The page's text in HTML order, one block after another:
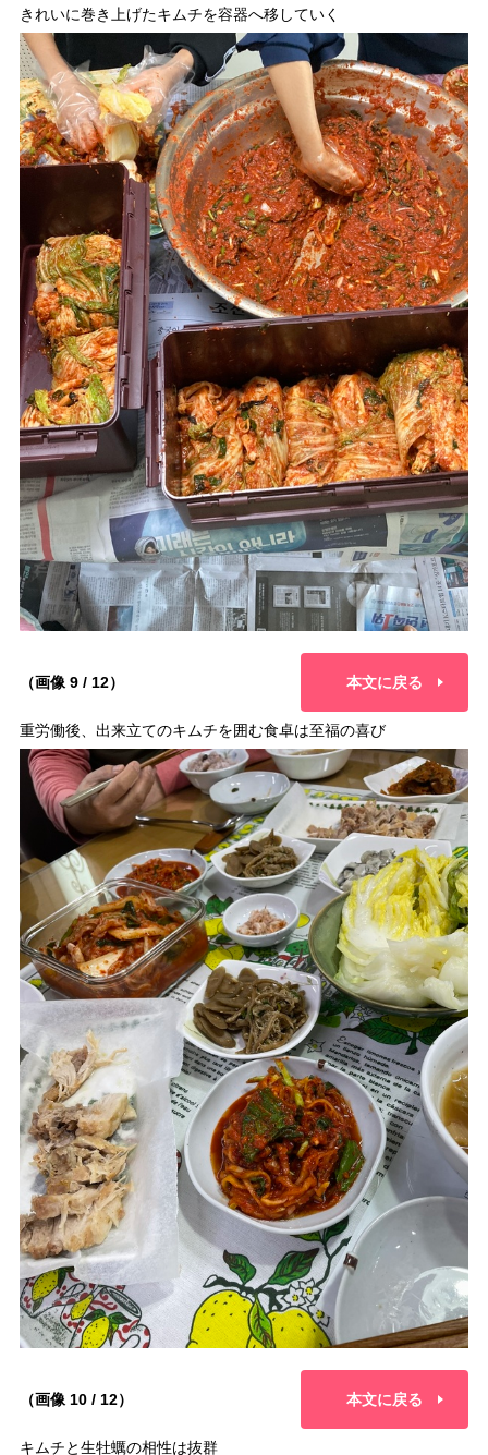
きれいに巻き上げたキムチを容器へ移していく
（画像 9 / 12） 本文に戻る
重労働後、出来立てのキムチを囲む食卓は至福の喜び
（画像 10 / 12） 本文に戻る
キムチと生牡蠣の相性は抜群